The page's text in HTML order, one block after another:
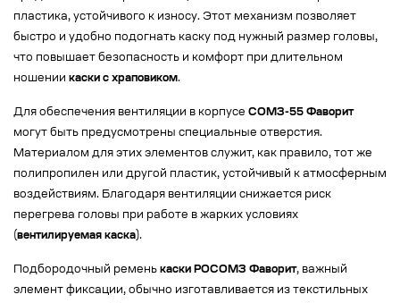
пластика, устойчивого к износу. Этот механизм позволяет
быстро и удобно подогнать каску под нужный размер головы,
что повышает безопасность и комфорт при длительном
ношении каски с храповиком.
Для обеспечения вентиляции в корпусе СОМЗ-55 Фаворит
могут быть предусмотрены специальные отверстия.
Материалом для этих элементов служит, как правило, тот же
полипропилен или другой пластик, устойчивый к атмосферным
воздействиям. Благодаря вентиляции снижается риск
перегрева головы при работе в жарких условиях
(вентилируемая каска).
Подбородочный ремень каски РОСОМЗ Фаворит, важный
элемент фиксации, обычно изготавливается из текстильных